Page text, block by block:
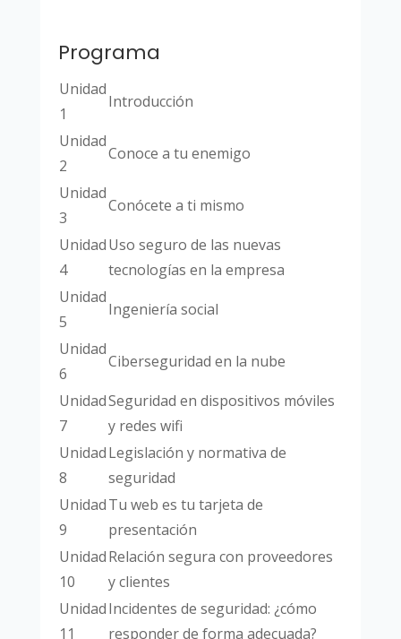
Programa
Unidad
1
Introducción
Unidad
2
Conoce a tu enemigo
Unidad
3
Conócete a ti mismo
Unidad
4
Uso seguro de las nuevas
tecnologías en la empresa
Unidad
5
Ingeniería social
Unidad
6
Ciberseguridad en la nube
Unidad
7
Seguridad en dispositivos móviles
y redes wifi
Unidad
8
Legislación y normativa de
seguridad
Unidad
9
Tu web es tu tarjeta de
presentación
Unidad
10
Relación segura con proveedores
y clientes
Unidad
11
Incidentes de seguridad: ¿cómo
responder de forma adecuada?